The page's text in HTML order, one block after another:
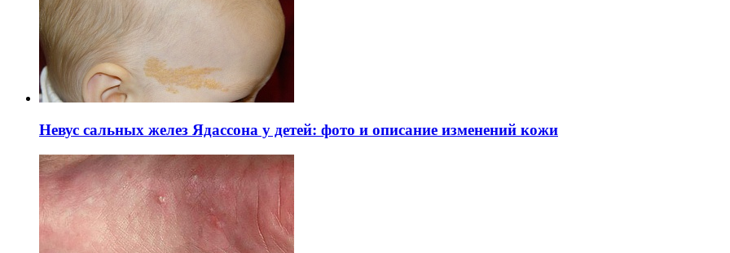
Невус сальных желез Ядассона у детей: фото и описание изменений кожи